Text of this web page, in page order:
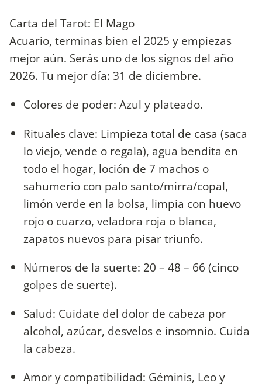
Carta del Tarot: El Mago
Acuario, terminas bien el 2025 y empiezas
mejor aún. Serás uno de los signos del año
2026. Tu mejor día: 31 de diciembre.
Colores de poder: Azul y plateado.
Rituales clave: Limpieza total de casa (saca
lo viejo, vende o regala), agua bendita en
todo el hogar, loción de 7 machos o
sahumerio con palo santo/mirra/copal,
limón verde en la bolsa, limpia con huevo
rojo o cuarzo, veladora roja o blanca,
zapatos nuevos para pisar triunfo.
Números de la suerte: 20 – 48 – 66 (cinco
golpes de suerte).
Salud: Cuidate del dolor de cabeza por
alcohol, azúcar, desvelos e insomnio. Cuida
la cabeza.
Amor y compatibilidad: Géminis, Leo y